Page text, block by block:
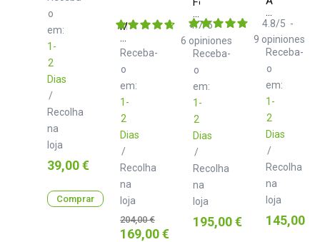
Class
B
2.0
m
o
em:
1-
2
Dias
/
Recolha
na
loja
Preço
39,00 €
Comprar
Monkey
Banana
Lemur
5
Black
Receba-
o
em:
1-
2
Dias
/
Recolha
na
loja
Preço normal
204,00 €
Preço
169,00 €
Listen
Professional
Receba-
o
em:
1-
2
Dias
/
Recolha
na
loja
4.7/5-
6 opiniones
Preço
195,00 €
iD4
MKII
Receba-
o
em:
1-
2
Dias
/
Recolha
na
loja
4.8/5 -
9 opiniones
Preço
145,00 €